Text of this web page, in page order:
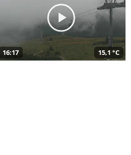
16:17 15,1 °C